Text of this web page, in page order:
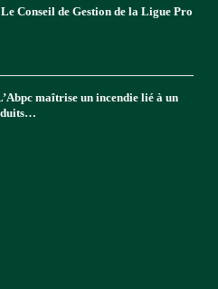
Conseil de Gestion de la Ligue Pro
maîtrise un incendie lié à un